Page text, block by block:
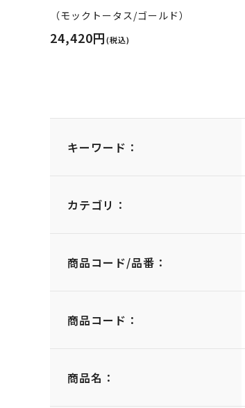
（モックトータス/ゴールド）
24,420円(税込)
キーワード：
カテゴリ：
商品コード/品番：
商品コード：
商品名：